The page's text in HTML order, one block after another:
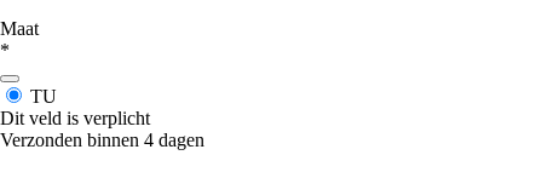
Maat
*
TU
Dit veld is verplicht
Verzonden binnen 4 dagen